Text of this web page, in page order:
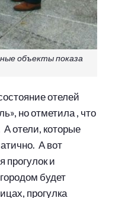
объекты показа
отелей
но отметила , что
отели, которые
А вот
прогулок и
будет
прогулка